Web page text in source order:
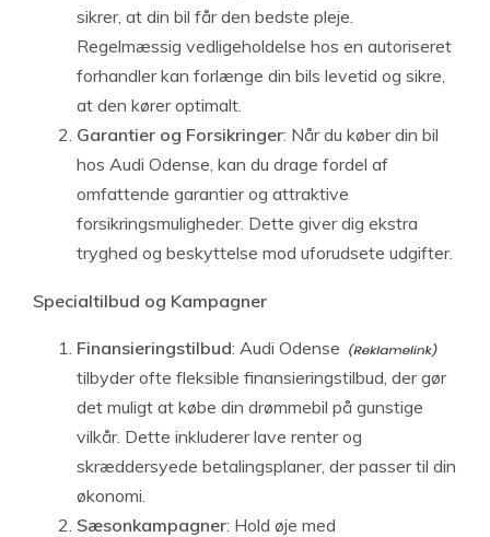
sikrer, at din bil får den bedste pleje.
Regelmæssig vedligeholdelse hos en autoriseret
forhandler kan forlænge din bils levetid og sikre,
at den kører optimalt.
Garantier og Forsikringer: Når du køber din bil
hos Audi Odense, kan du drage fordel af
omfattende garantier og attraktive
forsikringsmuligheder. Dette giver dig ekstra
tryghed og beskyttelse mod uforudsete udgifter.
Specialtilbud og Kampagner
Finansieringstilbud: Audi Odense
tilbyder ofte fleksible finansieringstilbud, der gør
det muligt at købe din drømmebil på gunstige
vilkår. Dette inkluderer lave renter og
skræddersyede betalingsplaner, der passer til din
økonomi.
Sæsonkampagner: Hold øje med